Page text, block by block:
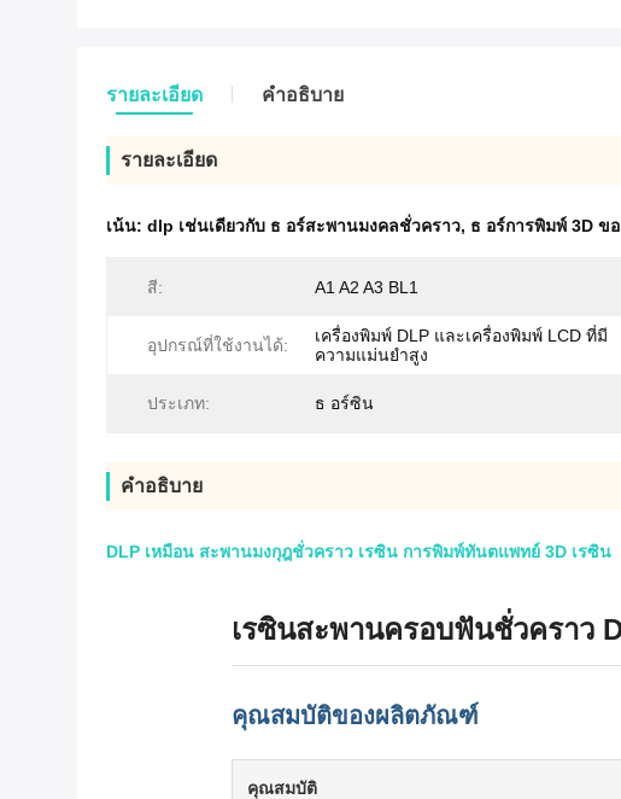
รายละเอียด คําอธิบาย
รายละเอียด
เน้น: dlp เช่นเดียวกับ ธ อร์สะพานมงคลชั่วคราว, ธ อร์การพิมพ์ 3D ข
สี: A1 A2 A3 BL1
อุปกรณ์ที่ใช้งานได้:
เครื่องพิมพ์ DLP และเครื่องพิมพ์ LCD ที่มี
ความแม่นยำสูง
ประเภท: ธ อร์ซิน
คําอธิบาย
DLP เหมือน สะพานมงกุฎชั่วคราว เรซิน การพิมพ์ทันตแพทย์ 3D เรซิน
เรซินสะพานครอบฟันชั่วคราว
คุณสมบัติของผลิตภัณฑ์
คุณสมบัติ